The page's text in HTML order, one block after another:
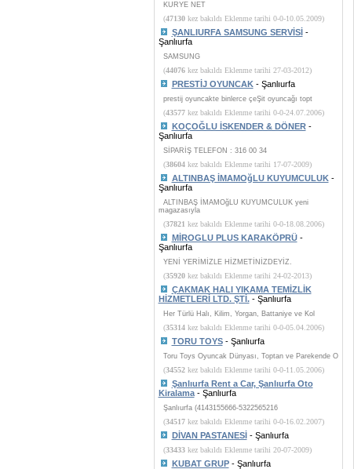
KURYE NET
(47130kez bakıldı Eklenme tarihi 0-0-10.05.2009)
ŞANLIURFA SAMSUNG SERVİSİ-
Şanlıurfa
SAMSUNG
(44076kez bakıldı Eklenme tarihi 27-03-2012)
PRESTİJ OYUNCAK- Şanlıurfa
prestij oyuncakte binlerce çeŞit oyuncağı topt
(43577kez bakıldı Eklenme tarihi 0-0-24.07.2006)
KOÇOĞLU İSKENDER & DÖNER-
Şanlıurfa
SİPARİŞ TELEFON : 316 00 34
(38604kez bakıldı Eklenme tarihi 17-07-2009)
ALTINBAŞ İMAMOğLU KUYUMCULUK-
Şanlıurfa
ALTINBAŞ İMAMOğLU KUYUMCULUK yeni
magazasıyla
(37821 kez bakıldı Eklenme tarihi 0-0-18.08.2006)
MİROGLU PLUS KARAKÖPRÜ-
Şanlıurfa
YENİ YERİMİZLE HİZMETİNİZDEYİZ.
(35920kez bakıldı Eklenme tarihi 24-02-2013)
ÇAKMAK HALI YIKAMA TEMİZLİK
HİZMETLERİ LTD. ŞTİ.- Şanlıurfa
Her Türlü Halı, Kilim, Yorgan, Battaniye ve Kol
(35314kez bakıldı Eklenme tarihi 0-0-05.04.2006)
TORU TOYS- Şanlıurfa
Toru Toys Oyuncak Dünyası, Toptan ve Parekende O
(34552kez bakıldı Eklenme tarihi 0-0-11.05.2006)
Şanlıurfa Rent a Car, Şanlıurfa Oto
Kiralama- Şanlıurfa
Şanlıurfa (4143155666-5322565216
(34517kez bakıldı Eklenme tarihi 0-0-16.02.2007)
DİVAN PASTANESİ- Şanlıurfa
(33433kez bakıldı Eklenme tarihi 20-07-2009)
KUBAT GRUP- Şanlıurfa